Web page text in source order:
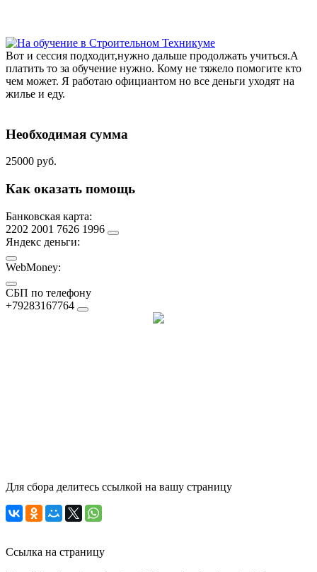
Вот и сессия подходит,нужно дальше продолжать учиться.А
платить то за обучение нужно. Кому не тяжело помогите кто
чем может. Я работаю официантом но все деньги уходят на
жилье и еду.
Необходимая сумма
25000 руб.
Как оказать помощь
Банковская карта:
2202 2001 7626 1996
Яндекс деньги:
WebMoney:
СБП по телефону
+79283167764
Для сбора делитесь ссылкой на вашу страницу
Ссылка на страницу